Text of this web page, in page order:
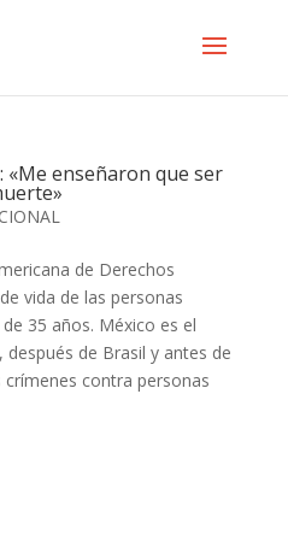
enseñaron que ser
de Derechos
vida de las personas
35 años. México es el
de Brasil y antes de
contra personas